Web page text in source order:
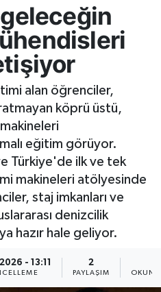
alan öğrenciler,
köprü üstü,
eğitim görüyor.
Türkiye'de ilk ve tek
makineleri atölyesinde
staj imkanları ve
denizcilik
hazır hale geliyor.
- 13:11 2
PAYLAŞIM